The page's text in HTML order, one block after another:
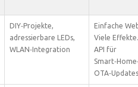
DIY‑Projekte,
adressierbare LEDs,
WLAN‑Integration
Einfache
Viele
API für